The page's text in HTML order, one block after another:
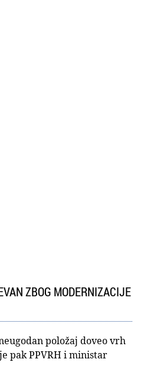
ZBOG MODERNIZACIJE
položaj doveo vrh
pak PPVRH i ministar